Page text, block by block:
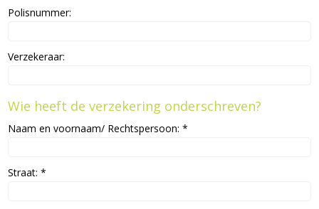
Polisnummer:
Verzekeraar:
Wie heeft de verzekering onderschreven?
Naam en voornaam/ Rechtspersoon: *
Straat: *